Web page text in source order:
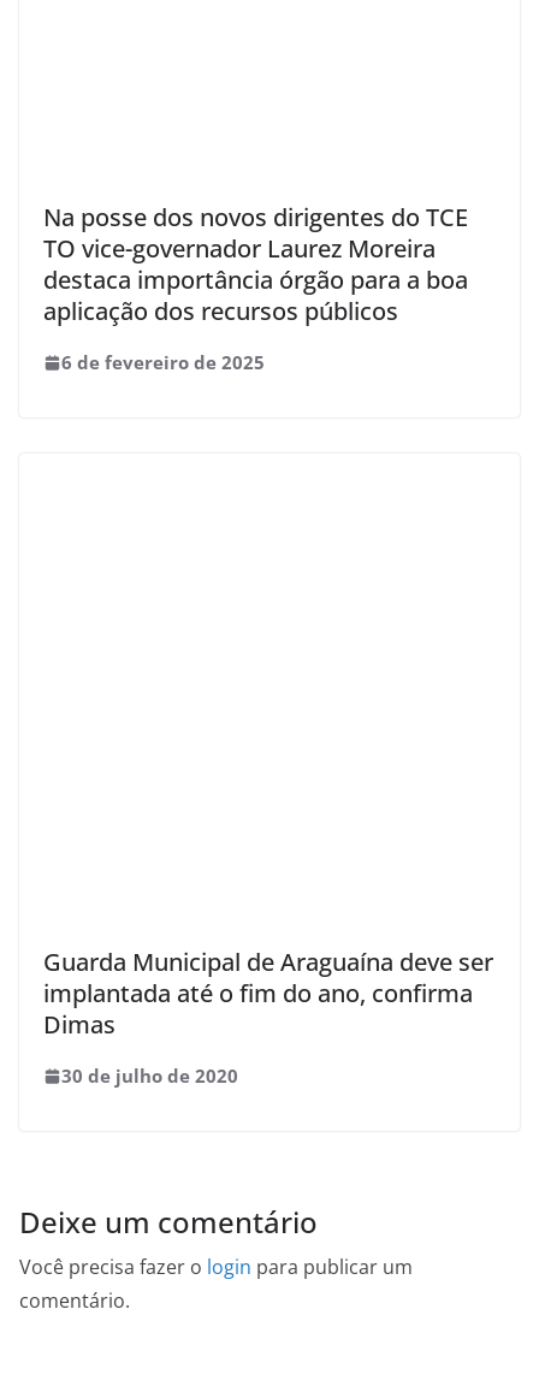
Na posse dos novos dirigentes do TCE
TO vice-governador Laurez Moreira
destaca importância órgão para a boa
aplicação dos recursos públicos
6 de fevereiro de 2025
Guarda Municipal de Araguaína deve ser
implantada até o fim do ano, confirma
Dimas
30 de julho de 2020
Deixe um comentário
Você precisa fazer o login para publicar um
comentário.